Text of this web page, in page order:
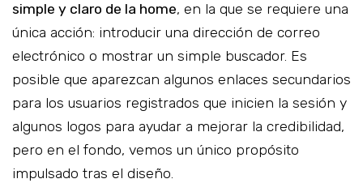
simple y claro de la home, en la que se requiere una
única acción: introducir una dirección de correo
electrónico o mostrar un simple buscador. Es
posible que aparezcan algunos enlaces secundarios
para los usuarios registrados que inicien la sesión y
algunos logos para ayudar a mejorar la credibilidad,
pero en el fondo, vemos un único propósito
impulsado tras el diseño.